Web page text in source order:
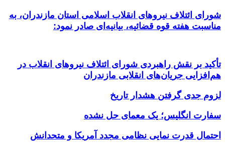
شورای ائتلاف نیروهای انقلاب اسلامی استان مازندران، به
مناسبت هفته قوه قضائیه، بیانیه‌ای صادر نمود:
تأکید بر نقش راهبردی شورای ائتلاف نیروهای انقلاب در
هم‌افزایی جریان‌های انقلابی مازندران
لزوم جدی گرفتن هشدار تاریخ
سفارت انگلیس؛ یک معمای حل نشده
احتمال قدرت نمایی نظامی مجدد آمریکا و متحدانش